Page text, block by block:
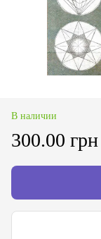
В наличии
300.00 грн